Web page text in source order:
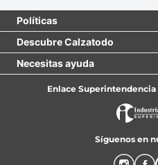
Políticas
Descubre Calzatodo
Necesitas ayuda
Enlace
Síguenos en